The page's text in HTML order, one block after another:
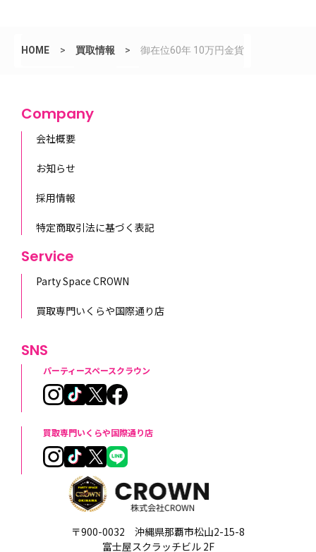
HOME > 買取情報 > 御在位60年 10万円金貨
〒900-0032 沖縄県那覇市松山2-15-8
富士屋スクラッチビル 2F
Company
会社概要
お知らせ
採用情報
特定商取引法に基づく表記
Service
Party Space CROWN
買取専門いくらや国際通り店
SNS
パーティースペースクラウン
買取専門いくらや国際通り店